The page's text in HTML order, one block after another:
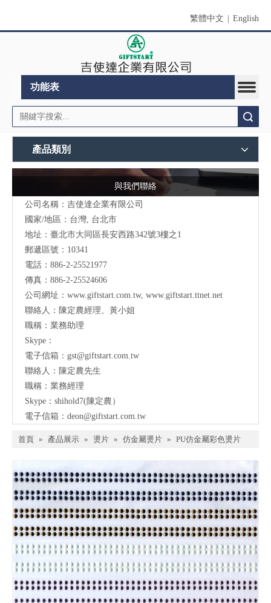
繁體中文 English
功能表
產品類別
與我們聯絡
公司名稱：吉使達企業有限公司
國家/地區：台灣, 台北市
地址：臺北市大同區長安西路342號3樓之1
郵遞區號：10341
電話：886-2-25521977
傳真：886-2-25524606
公司網址： www.giftstart.com.tw, www.giftstart.ttnet.net
聯絡人：陳定農經理、黃小姐
職稱：業務助理
Skype：
電子信箱： gst@giftstart.com.tw
聯絡人：陳定農先生
職稱：業務經理
Skype：shihold7(陳定農）
電子信箱： deon@giftstart.com.tw
首頁 » 產品展示 » 燙片 » 仿金屬燙片 » PU仿金屬彩色燙片